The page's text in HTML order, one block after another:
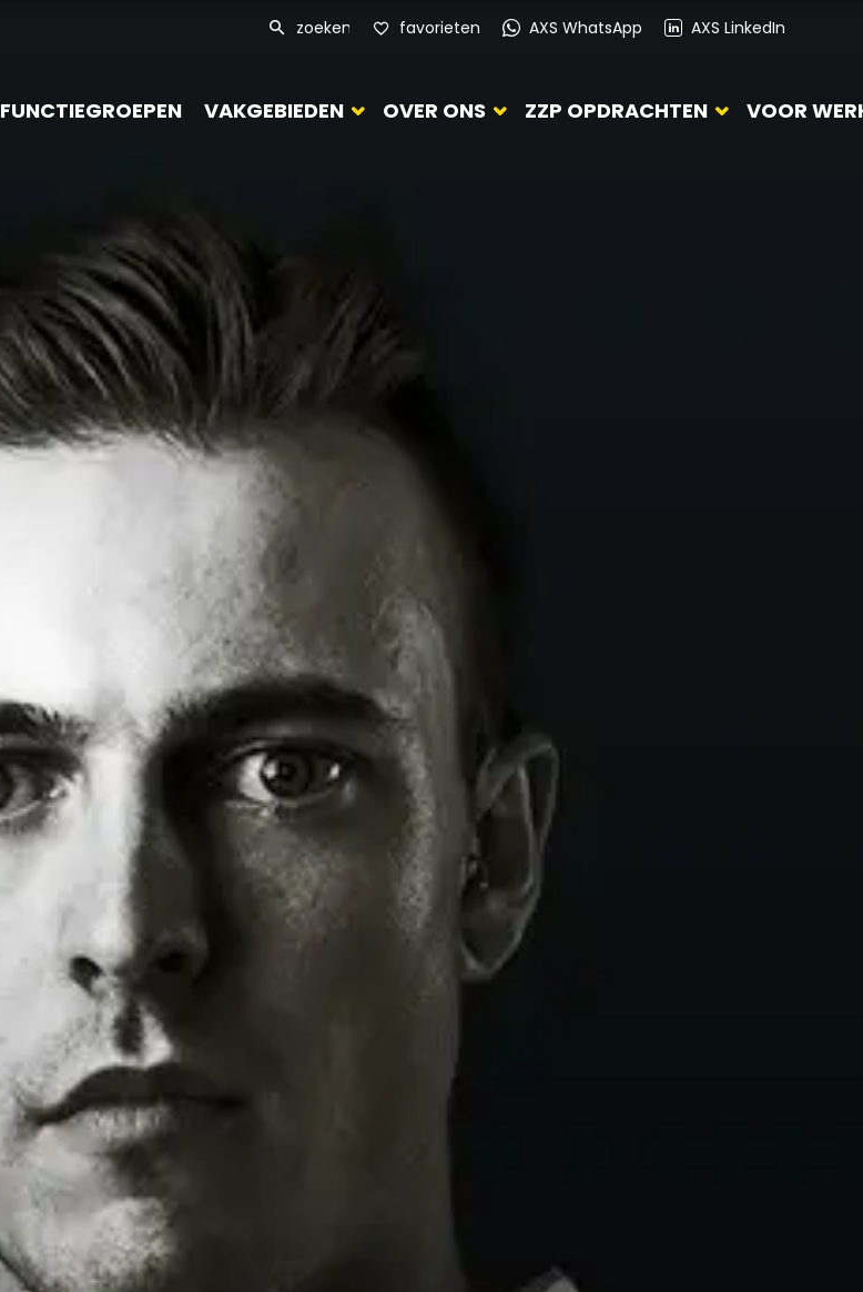
favorieten AXS WhatsApp AXS LinkedIn
FUNCTIEGROEPEN VAKGEBIEDEN OVER ONS ZZP OPDRACHTEN VOOR